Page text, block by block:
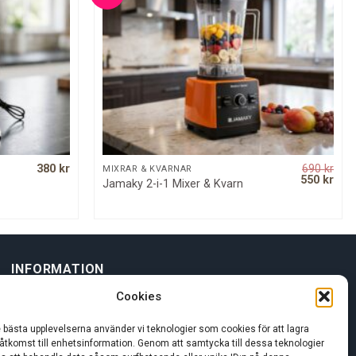
Cookies
bästa upplevelserna använder vi teknologier som cookies för att lagra
till enhetsinformation. Genom att samtycka till dessa teknologier
380 kr QUICK VIEW
MIXRAR & KVARNAR
Jamaky 2-i-1 Mixer & Kvarn
690kr
Original
550 kr
INFORMATION
Kundservice